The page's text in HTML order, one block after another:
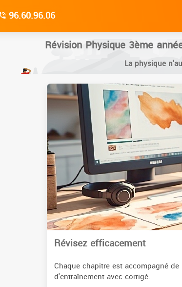
96.60.96.06
Révision Physique 3ème
La physique
Révisez efficacement
Chaque chapitre est accompagné
d'entraînement avec corrigé.